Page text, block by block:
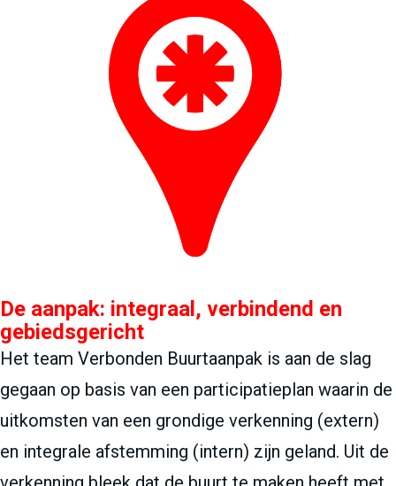
De aanpak: integraal, verbindend en
gebiedsgericht
Het team Verbonden Buurtaanpak is aan de slag
gegaan op basis van een participatieplan waarin de
uitkomsten van een grondige verkenning (extern)
en integrale afstemming (intern) zijn geland. Uit de